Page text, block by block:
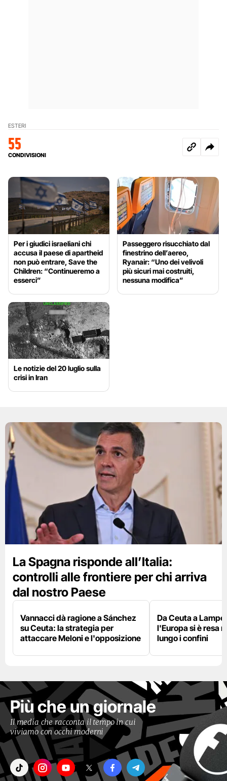
ESTERI
55
CONDIVISIONI
Per i giudici israeliani chi
accusa il paese di apartheid
non può entrare, Save the
Children: “Continueremo a
esserci”
Passeggero risucchiato dal
finestrino dell’aereo,
Ryanair: “Uno dei velivoli
più sicuri mai costruiti,
nessuna modifica”
Le notizie del 20 luglio sulla
crisi in Iran
La Spagna risponde all’Italia:
controlli alle frontiere per chi arriva
dal nostro Paese
Vannacci dà ragione a Sánchez
su Ceuta: la strategia per
attaccare Meloni e l'opposizione
Da Ceuta a
l'Europa si è resa
lungo i confini
Più che un giornale
Il media che racconta il tempo in cui
viviamo con occhi moderni